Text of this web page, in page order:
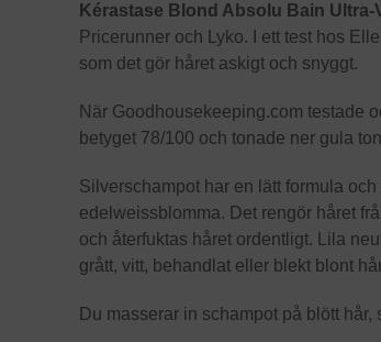
Kérastase Blond Absolu Bain Ultra-
Pricerunner och Lyko. I ett test hos
som det gör håret askigt och snyggt.
När Goodhousekeeping.com testade
betyget 78/100 och tonade ner gula
Silverschampot har en lätt formula
edelweissblomma. Det rengör håret
och återfuktas håret ordentligt. Lila
grått, vitt, behandlat eller blekt blont
Du masserar in schampot på blött